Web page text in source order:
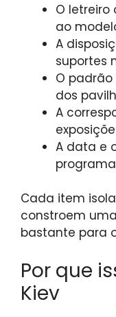
O letreiro
ao
A
suportes
O
dos
A
A data e
Cada item
constroem
bastante para
Por que
Kiev